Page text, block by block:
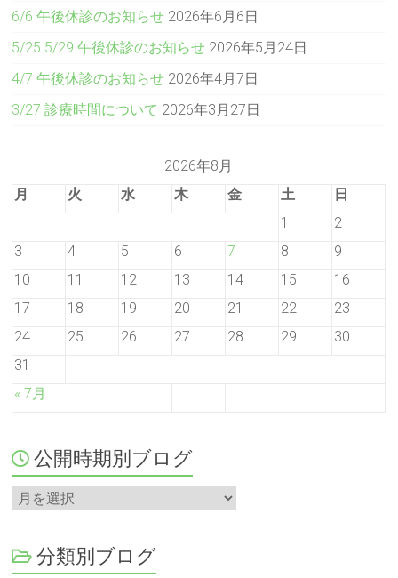
6/6 午後休診のお知らせ 2026年6月6日
5/25 5/29 午後休診のお知らせ 2026年5月24日
4/7 午後休診のお知らせ 2026年4月7日
3/27 診療時間について 2026年3月27日
2026年8月
月
火 水 木 金 土 日
« 7月
1
2
3
4 5 6 7 8
9
10
11 12 13 14 15
16
17
18 19 20 21 22
23
24
25 26 27 28 29
30
31
公開時期別ブログ
分類別ブログ